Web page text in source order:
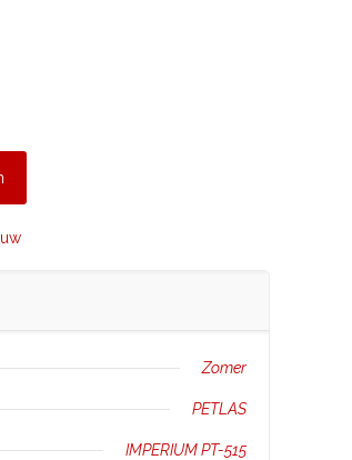
Zomer
PETLAS
IMPERIUM PT-515